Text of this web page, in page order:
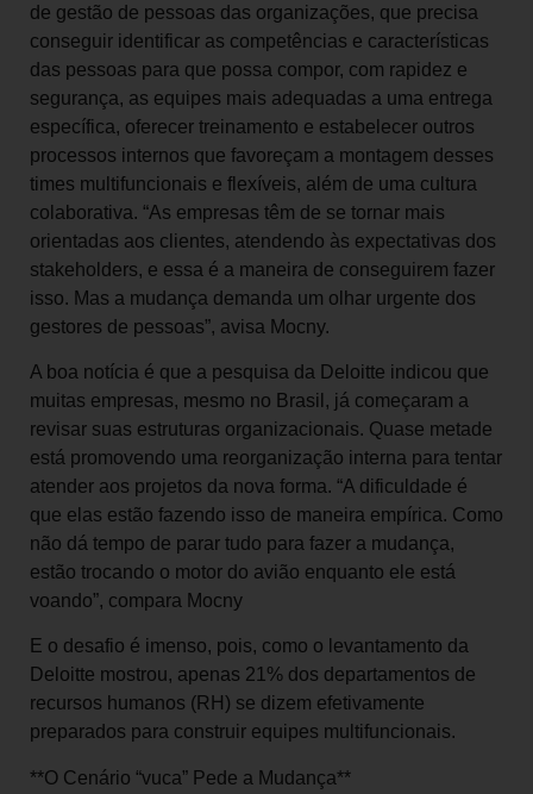
de gestão de pessoas das organizações, que precisa
conseguir identificar as competências e características
das pessoas para que possa compor, com rapidez e
segurança, as equipes mais adequadas a uma entrega
específica, oferecer treinamento e estabelecer outros
processos internos que favoreçam a montagem desses
times multifuncionais e flexíveis, além de uma cultura
colaborativa. “As empresas têm de se tornar mais
orientadas aos clientes, atendendo às expectativas dos
stakeholders, e essa é a maneira de conseguirem fazer
isso. Mas a mudança demanda um olhar urgente dos
gestores de pessoas”, avisa Mocny.
A boa notícia é que a pesquisa da Deloitte indicou que
muitas empresas, mesmo no Brasil, já começaram a
revisar suas estruturas organizacionais. Quase metade
está promovendo uma reorganização interna para tentar
atender aos projetos da nova forma. “A dificuldade é
que elas estão fazendo isso de maneira empírica. Como
não dá tempo de parar tudo para fazer a mudança,
estão trocando o motor do avião enquanto ele está
voando”, compara Mocny
E o desafio é imenso, pois, como o levantamento da
Deloitte mostrou, apenas 21% dos departamentos de
recursos humanos (RH) se dizem efetivamente
preparados para construir equipes multifuncionais.
**O Cenário “vuca” Pede a Mudança**